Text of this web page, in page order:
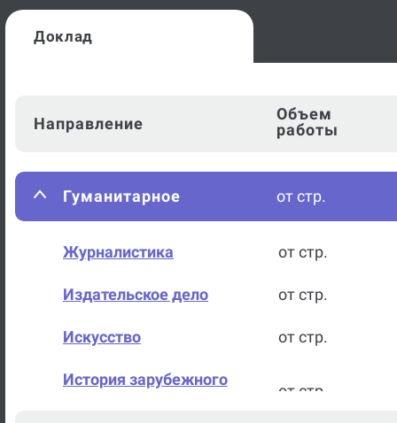
Доклад
Направление
Объем
работы
Гуманитарное от стр.
Журналистика от стр.
Издательское дело от стр.
Искусство от стр.
История зарубежного
от стр.